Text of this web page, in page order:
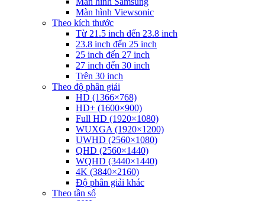
Màn hình Viewsonic
Theo kích thước
Từ 21.5 inch đến 23.8 inch
23.8 inch đến 25 inch
25 inch đến 27 inch
27 inch đến 30 inch
Trên 30 inch
Theo độ phân giải
HD (1366×768)
HD+ (1600×900)
Full HD (1920×1080)
WUXGA (1920×1200)
UWHD (2560×1080)
QHD (2560×1440)
WQHD (3440×1440)
4K (3840×2160)
Độ phân giải khác
Theo tần số